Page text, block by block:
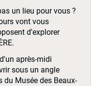
un lieu pour vous ?
vont vous
d'explorer
après-midi
sous un angle
Musée des Beaux-